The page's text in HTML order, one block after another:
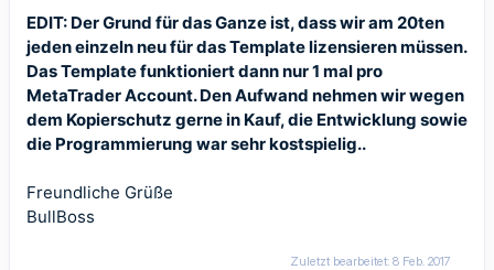
EDIT: Der Grund für das Ganze ist, dass wir am 20ten
jeden einzeln neu für das Template lizensieren müssen.
Das Template funktioniert dann nur 1 mal pro
MetaTrader Account. Den Aufwand nehmen wir wegen
dem Kopierschutz gerne in Kauf, die Entwicklung sowie
die Programmierung war sehr kostspielig..
Freundliche Grüße
BullBoss
Zuletzt bearbeitet: 8 Feb. 2017